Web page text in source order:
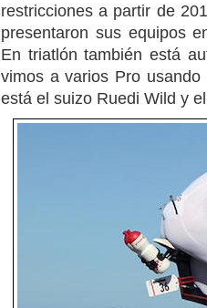
restricciones a partir de
presentaron sus equipos
En triatlón también está
vimos a varios Pro
está el suizo Ruedi Wild y